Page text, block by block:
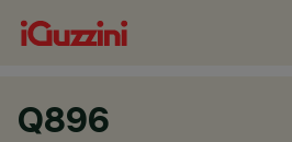
Q896